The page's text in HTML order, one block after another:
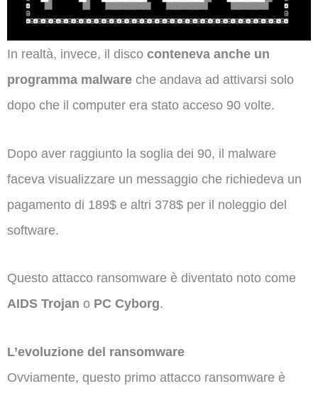
In realtà, invece, il disco conteneva anche un
programma malware che andava ad attivarsi solo
dopo che il computer era stato acceso 90 volte.
Dopo aver raggiunto la soglia dei 90, il malware
faceva visualizzare un messaggio che richiedeva un
pagamento di 189$ e altri 378$ per il noleggio del
software.
Questo attacco ransomware è diventato noto come
AIDS Trojan o PC Cyborg.
L’evoluzione del ransomware
Ovviamente, questo primo attacco ransomware è